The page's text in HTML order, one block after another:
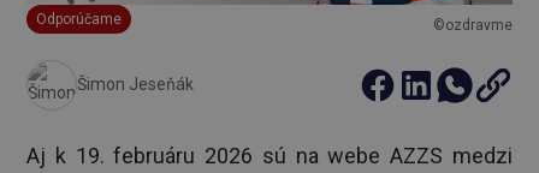
Odporúčame ©ozdravme
Šimon Jeseňák
Aj k 19. februáru 2026 sú na webe AZZS medzi